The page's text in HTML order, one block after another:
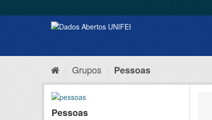
Grupos Pessoas
Pessoas